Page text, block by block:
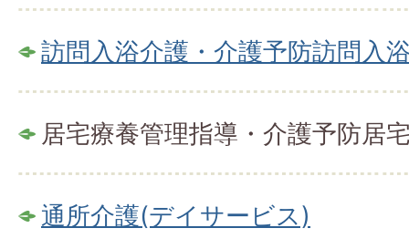
訪問入浴介護・介護予防訪問入
居宅療養管理指導・介護予防居
通所介護(デイサービス)